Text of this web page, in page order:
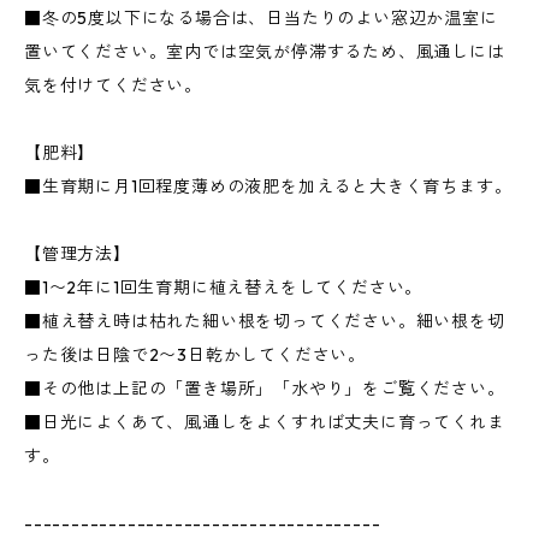
■冬の5度以下になる場合は、日当たりのよい窓辺か温室に
置いてください。室内では空気が停滞するため、風通しには
気を付けてください。
【肥料】
■生育期に月1回程度薄めの液肥を加えると大きく育ちます。
【管理方法】
■1〜2年に1回生育期に植え替えをしてください。
■植え替え時は枯れた細い根を切ってください。細い根を切
った後は日陰で2〜3日乾かしてください。
■その他は上記の「置き場所」「水やり」をご覧ください。
■日光によくあて、風通しをよくすれば丈夫に育ってくれま
す。
--------------------------------------